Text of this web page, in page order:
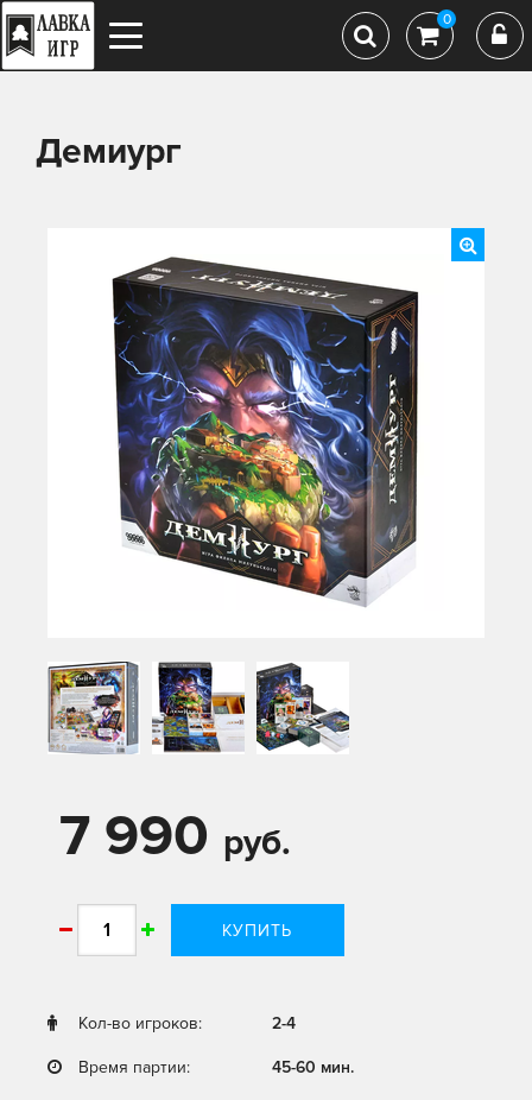
0
Демиург
7 990 руб.
КУПИТЬ
Кол-во игроков: 2-4
Время партии: 45-60 мин.